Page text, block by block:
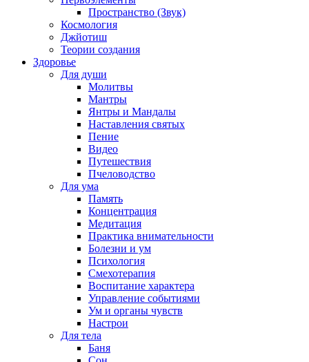
Пространство (Звук)
Космология
Джйотиш
Теории создания
Здоровье
Для души
Молитвы
Мантры
Янтры и Мандалы
Наставления святых
Пение
Видео
Путешествия
Пчеловодство
Для ума
Память
Концентрация
Медитация
Практика внимательности
Болезни и ум
Психология
Смехотерапия
Воспитание характера
Управление событиями
Ум и органы чувств
Настрои
Для тела
Баня